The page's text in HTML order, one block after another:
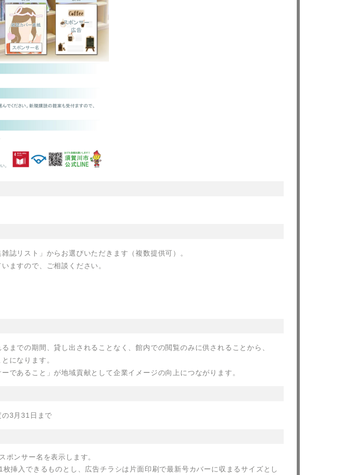
誌リスト」からお選びいただきます（複数提供可）。
ますので、ご相談ください。
までの期間、貸し出されることなく、館内での閲覧のみに供されることから、
になります。
であること」が地域貢献として企業イメージの向上につながります。
の3月31日まで
ポンサー名を表示します。
挿入できるものとし、広告チラシは片面印刷で最新号カバーに収まるサイズとし